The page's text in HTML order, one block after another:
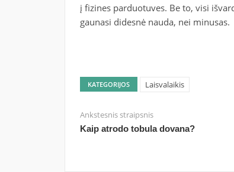
į fizines parduotuves. Be to, visi
gaunasi didesnė nauda, nei minusas.
KATEGORIJOS Laisvalaikis
Ankstesnis straipsnis
Kaip atrodo tobula dovana?